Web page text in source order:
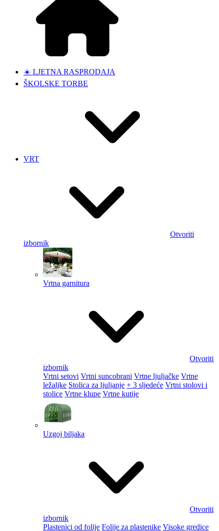
☀️ LJETNA RASPRODAJA
ŠKOLSKE TORBE
VRT
Otvoriti
izbornik
Vrtna garnitura
Otvoriti
izbornik
Vrtni setovi Vrtni suncobrani Vrtne ljuljačke Vrtne
ležaljke Stolica za ljuljanje + 3 sljedeće Vrtni stolovi i
stolice Vrtne klupe Vrtne kutije
Uzgoj biljaka
Otvoriti
izbornik
Plastenici od folije Folije za plastenike Visoke gredice